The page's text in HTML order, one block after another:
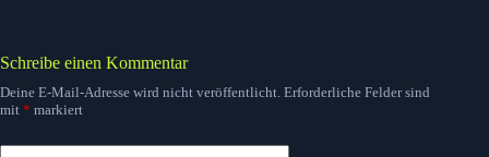
Schreibe einen Kommentar
Deine E-Mail-Adresse wird nicht veröffentlicht. Erforderliche Felder sind
mit * markiert